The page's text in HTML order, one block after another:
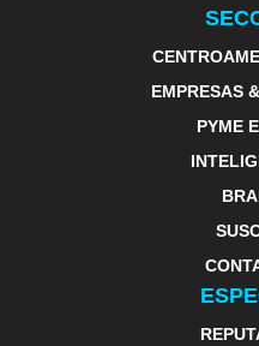
EMPRESAS
PYME